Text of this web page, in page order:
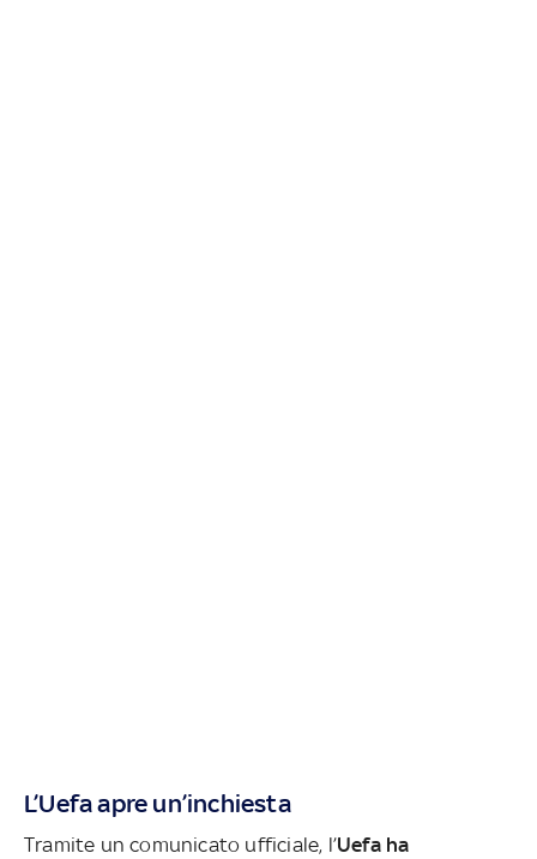
L’Uefa apre un’inchiesta
Tramite un comunicato ufficiale, l’Uefa ha